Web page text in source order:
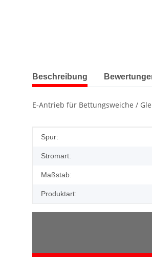
weitere Registerkarten anzeigen
Beschreibung
E-Antrieb für Bettungsweiche /
Produkteigenschaft
Wert
Spur:
Stromart:
Maßstab:
Produktart: